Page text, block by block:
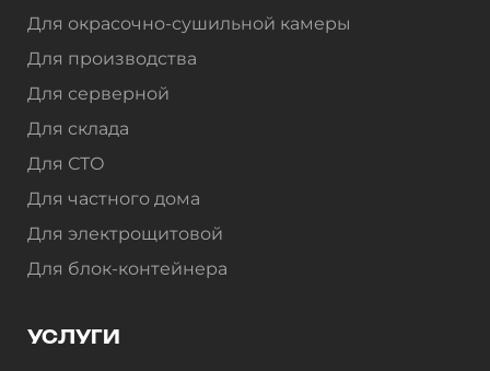
Для окрасочно-сушильной камеры
Для производства
Для серверной
Для склада
Для СТО
Для частного дома
Для электрощитовой
Для блок-контейнера
УСЛУГИ